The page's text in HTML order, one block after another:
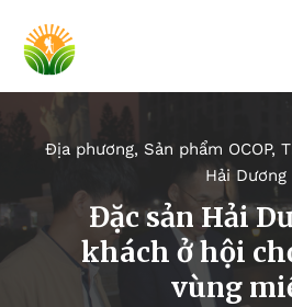
Địa phương, Sản phẩm OCOP,
Hải Dương
Đặc sản Hải
khách ở hội
vùng